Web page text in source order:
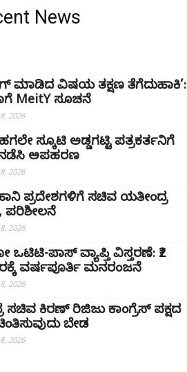
News
ಮಾಡಿದ ವಿಷಯ ತಕ್ಷಣ ತೆಗೆದುಹಾಕಿ’:
MeitY ಸೂಚನೆ
2026
ಸ್ಕೂಟಿ ಅಡ್ಡಗಟ್ಟಿ ಪತ್ರಕರ್ತನಿಗೆ
ನಡೆಸಿ ಅಪಹರಣ
2026
ಪ್ರದೇಶಗಳಿಗೆ ಸಚಿವ ಯತೀಂದ್ರ
ಪರಿಶೀಲನೆ
2026
ಪಾಸ್ ವ್ಯಾಪ್ತಿ ವಿಸ್ತರಣೆ: ₹2
ವರ್ಷಪೂರ್ತಿ ಮನರಂಜನೆ
2026
ಸಚಿವ ಕಿರಣ್ ರಿಜಿಜು ಕಾಂಗ್ರೆಸ್ ಪಕ್ಷದ
ಬೇಡ
2026